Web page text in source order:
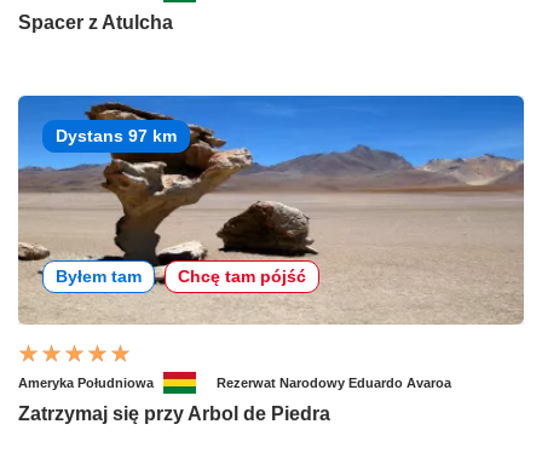
Spacer z Atulcha
Dystans 97 km
Byłem tam Chcę tam pójść
Ameryka Południowa Rezerwat Narodowy Eduardo Avaroa
Zatrzymaj się przy Arbol de Piedra